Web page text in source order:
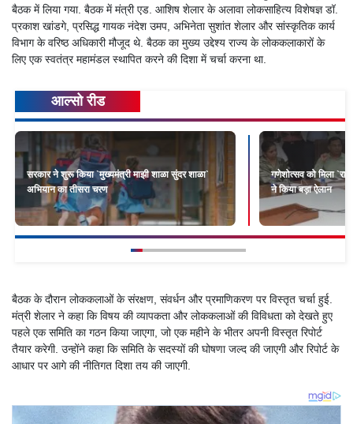
बैठक में लिया गया. बैठक में मंत्री एड. आशिष शेलार के अलावा लोकसाहित्य विशेषज्ञ डॉ.
प्रकाश खांडगे, प्रसिद्ध गायक नंदेश उमप, अभिनेता सुशांत शेलार और सांस्कृतिक कार्य
विभाग के वरिष्ठ अधिकारी मौजूद थे. बैठक का मुख्य उद्देश्य राज्य के लोककलाकारों के
लिए एक स्वतंत्र महामंडल स्थापित करने की दिशा में चर्चा करना था.
आल्सो रीड
सरकार ने शुरू किया `मुख्यमंत्री माझी शाळा सुंदर शाळा`
अभियान का तीसरा चरण
गणेशोत्सव को मिला
ने किया बड़ा ऐलान
बैठक के दौरान लोककलाओं के संरक्षण, संवर्धन और प्रमाणिकरण पर विस्तृत चर्चा हुई.
मंत्री शेलार ने कहा कि विषय की व्यापकता और लोककलाओं की विविधता को देखते हुए
पहले एक समिति का गठन किया जाएगा, जो एक महीने के भीतर अपनी विस्तृत रिपोर्ट
तैयार करेगी. उन्होंने कहा कि समिति के सदस्यों की घोषणा जल्द की जाएगी और रिपोर्ट के
आधार पर आगे की नीतिगत दिशा तय की जाएगी.